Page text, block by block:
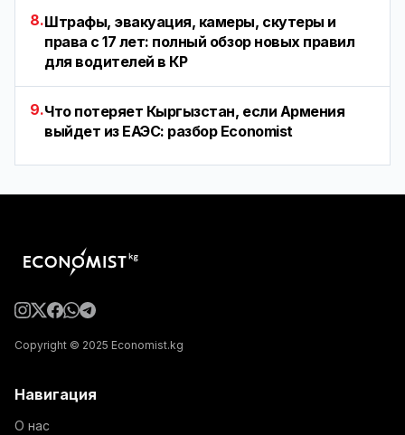
8.Штрафы, эвакуация, камеры, скутеры и
права с 17 лет: полный обзор новых правил
для водителей в КР
9.Что потеряет Кыргызстан, если Армения
выйдет из ЕАЭС: разбор Economist
Copyright © 2025 Economist.kg
Навигация
О нас